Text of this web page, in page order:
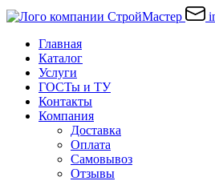
Главная
Каталог
Услуги
ГОСТы и ТУ
Контакты
Компания
Доставка
Оплата
Самовывоз
Отзывы